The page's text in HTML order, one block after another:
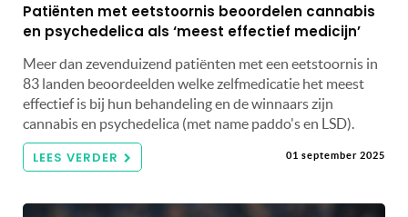
Patiënten met eetstoornis beoordelen cannabis
en psychedelica als ‘meest effectief medicijn’
Meer dan zevenduizend patiënten met een eetstoornis in
83 landen beoordeelden welke zelfmedicatie het meest
effectief is bij hun behandeling en de winnaars zijn
cannabis en psychedelica (met name paddo's en LSD).
LEES VERDER 01 september 2025